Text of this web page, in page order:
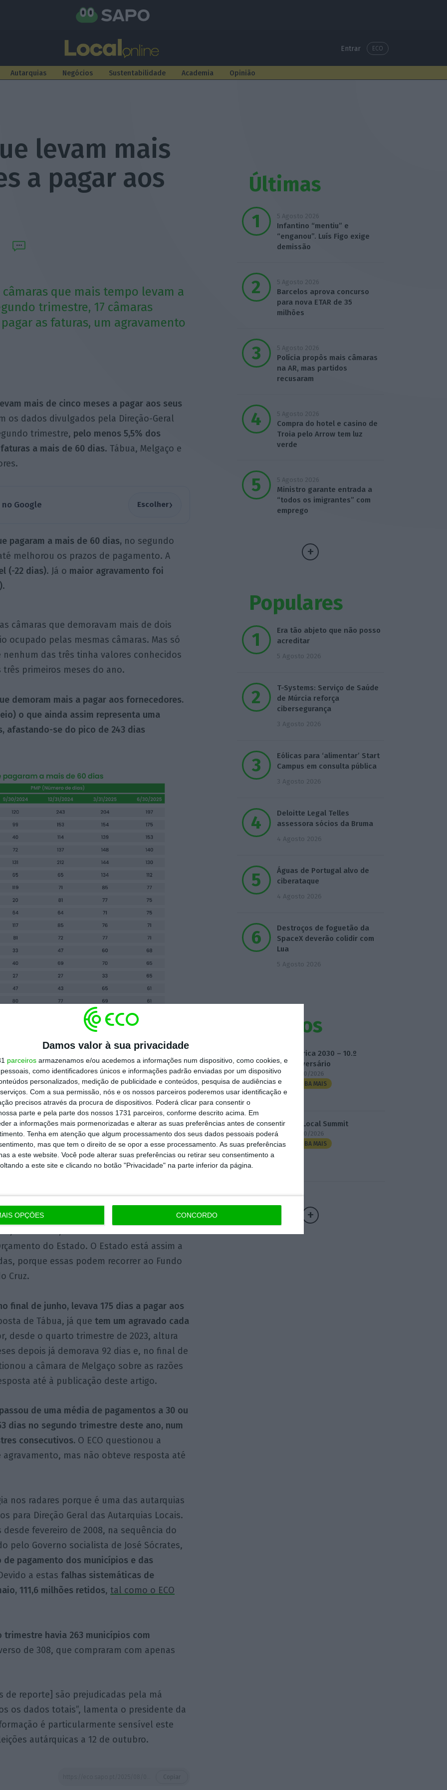
Damos valor à sua privacidade
parceiros armazenamos e/ou acedemos a informações num dispositivo, como cookies, e
como identificadores únicos e informações padrão enviadas por um dispositivo
personalizados, medição de publicidade e conteúdos, pesquisa de audiências e
Com a sua permissão, nós e os nossos parceiros poderemos usar identificação e
precisos através da procura de dispositivos. Poderá clicar para consentir o
parte e pela parte dos nossos 1731 parceiros, conforme descrito acima. Em
a informações mais pormenorizadas e alterar as suas preferências antes de consentir
Tenha em atenção que algum processamento dos seus dados pessoais poderá
mas que tem o direito de se opor a esse processamento. As suas preferências
a este website. Você pode alterar suas preferências ou retirar seu consentimento a
a este site e clicando no botão "Privacidade" na parte inferior da página.
OPÇÕES CONCORDO
Entrar ECO
Autarquias Negócios Sustentabilidade Academia Opinião
levam mais
a pagar aos
câmaras que mais tempo levam a
trimestre, 17 câmaras
as faturas, um agravamento
mais de cinco meses a pagar aos seus
os dados divulgados pela Direção-Geral
trimestre, pelo menos 5,5% dos
a mais de 60 dias. Tábua, Melgaço e
Google Escolher›
pagaram a mais de 60 dias, no segundo
melhorou os prazos de pagamento. A
(-22 dias). Já o maior agravamento foi
.
câmaras que demoravam mais de dois
ocupado pelas mesmas câmaras. Mas só
das três tinha valores conhecidos
primeiros meses do ano.
demoram mais a pagar aos fornecedores.
o que ainda assim representa uma
afastando-se do pico de 243 dias
milhões de euros desde dezembro e
46 dias”, sublinha, ao ECO, o presidente
de Tábua queria fazer um “saneamento
algumas faturas para tentar atingir o
recorrer aos mecanismos existentes, tal
foi possível. A solução foi “fazer um esforço
e pagar as faturas em atraso.
se das suas responsabilidades”, critica o
de Municípios fez uma exposição ao
de tesouraria para ajudar os municípios
inferior a 1,5 milhões de euros”. “Mas o
do Estado. O Estado está assim a
porque essas podem recorrer ao Fundo
Cruz.
final de junho, levava 175 dias a pagar aos
de Tábua, já que tem um agravado cada
desde o quarto trimestre de 2023, altura
depois já demorava 92 dias e, no final de
a câmara de Melgaço sobre as razões
até à publicação deste artigo.
de uma média de pagamentos a 30 ou
dias no segundo trimestre deste ano, num
consecutivos. O ECO questionou a
agravamento, mas não obteve resposta até
nos radares porque é uma das autarquias
para Direção Geral das Autarquias Locais.
fevereiro de 2008, na sequência do
pelo Governo socialista de José Sócrates,
pagamento dos municípios e das
a estas falhas sistemáticas de
111,6 milhões retidos, tal como o ECO
trimestre havia 263 municípios com
de 308, que compraram com apenas
de reporte] são prejudicadas pela má
os dados totais”, lamenta o presidente da
é particularmente sensível este
autárquicas a 12 de outubro.
Últimas
5 Agosto 2026
Infantino “mentiu” e
“enganou”. Luís Figo exige
demissão
5 Agosto 2026
Barcelos aprova concurso
para nova ETAR de 35
milhões
5 Agosto 2026
Polícia propôs mais câmaras
na AR, mas partidos
recusaram
5 Agosto 2026
Compra do hotel e casino de
Troia pelo Arrow tem luz
verde
5 Agosto 2026
Ministro garante entrada a
“todos os imigrantes” com
emprego
Populares
Era tão abjeto que não posso
acreditar
5 Agosto 2026
T-Systems: Serviço de Saúde
de Múrcia reforça
cibersegurança
3 Agosto 2026
Eólicas para ‘alimentar’ Start
Campus em consulta pública
3 Agosto 2026
Deloitte Legal Telles
assessora sócios da Bruma
4 Agosto 2026
Águas de Portugal alvo de
ciberataque
4 Agosto 2026
Destroços de foguetão da
SpaceX deverão colidir com
Lua
5 Agosto 2026
Eventos
Fábrica 2030 – 10.º
Aniversário
14/10/2026
SAIBA MAIS
3.º Local Summit
07/10/2026
SAIBA MAIS